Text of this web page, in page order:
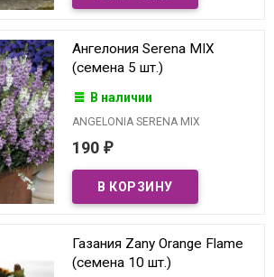
Ангелония Serena MIX
(семена 5 шт.)
В наличии
ANGELONIA SERENA MIX
190 ₽
Газания Zany Orange Flame
(семена 10 шт.)